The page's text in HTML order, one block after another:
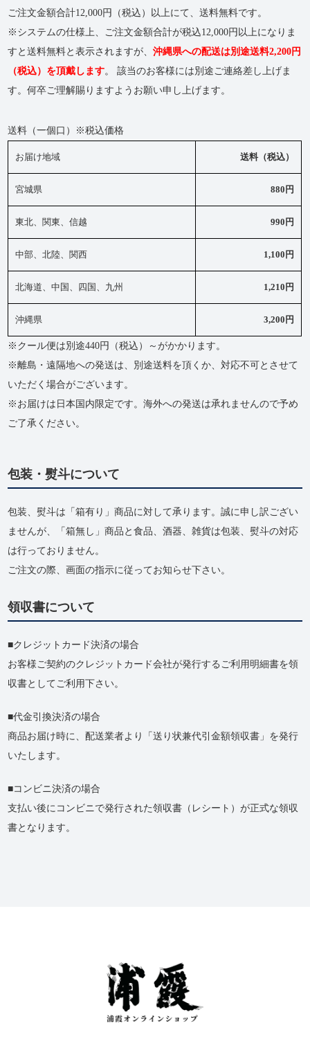
ご注文金額合計12,000円（税込）以上にて、送料無料です。
※システムの仕様上、ご注文金額合計が税込12,000円以上になりま
すと送料無料と表示されますが、沖縄県への配送は別途送料2,200円
（税込）を頂戴します。 該当のお客様には別途ご連絡差し上げま
す。何卒ご理解賜りますようお願い申し上げます。
送料（一個口）※税込価格
お届け地域 送料（税込）
宮城県 880円
東北、関東、信越 990円
中部、北陸、関西 1,100円
北海道、中国、四国、九州 1,210円
沖縄県 3,200円
※クール便は別途440円（税込）～がかかります。
※離島・遠隔地への発送は、別途送料を頂くか、対応不可とさせて
いただく場合がございます。
※お届けは日本国内限定です。海外への発送は承れませんので予め
ご了承ください。
包装・熨斗について
包装、熨斗は「箱有り」商品に対して承ります。誠に申し訳ござい
ませんが、「箱無し」商品と食品、酒器、雑貨は包装、熨斗の対応
は行っておりません。
ご注文の際、画面の指示に従ってお知らせ下さい。
領収書について
クレジットカード決済の場合
お客様ご契約のクレジットカード会社が発行するご利用明細書を領
収書としてご利用下さい。
代金引換決済の場合
商品お届け時に、配送業者より「送り状兼代引金額領収書」を発行
いたします。
コンビニ決済の場合
支払い後にコンビニで発行された領収書（レシート）が正式な領収
書となります。